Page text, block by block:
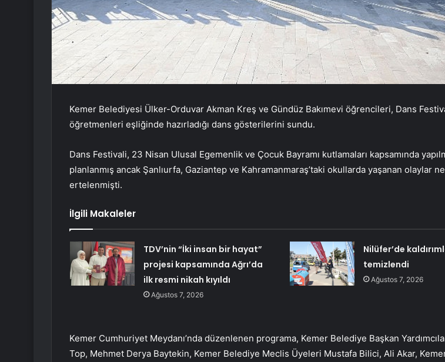
Kemer Belediyesi Ülker-Orduvar Akman Kreş ve Gündüz Bakımevi öğrencileri, Dans
öğretmenleri eşliğinde hazırladığı dans gösterilerini sundu.
Dans Festivali, 23 Nisan Ulusal Egemenlik ve Çocuk Bayramı kutlamaları kapsamında
planlanmış ancak Şanlıurfa, Gaziantep ve Kahramanmaraş’taki okullarda yaşanan olaylar
ertelenmişti.
İlgili Makaleler
TDV’nin “İki insan bir hayat”
projesi kapsamında Ağrı’da
ilk resmi nikah kıyıldı
Ağustos 7, 2026
Nilüfer’de
temizlendi
Ağustos 7, 2026
Kemer Cumhuriyet Meydanı’nda düzenlenen programa, Kemer Belediye Başkan
Top, Mehmet Derya Baytekin, Kemer Belediye Meclis Üyeleri Mustafa Bilici, Ali Akar,